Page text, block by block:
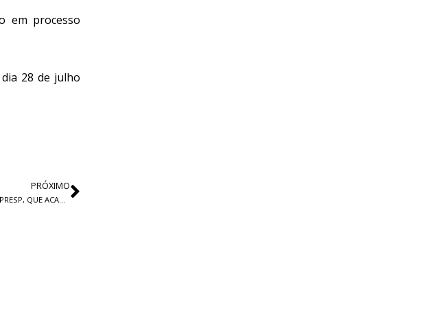
em processo
28 de julho
PRÓXIMO
STF/PLENÁRIO MANTÉM PRAZO PARA MIGRAÇÃO À FUNPRESP, QUE ACABA EM JULHO